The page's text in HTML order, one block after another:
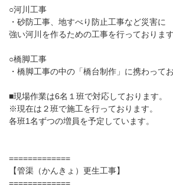
○河川工事
・砂防工事、地すべり防止工事など災害に
強い河川を作るための工事を行っております
○橋脚工事
・橋脚工事の中の「橋台制作」に携わってお
■現場作業は6名１班で対応しております。
※現在は２班で施工を行っております。
各班1名ずつの増員を予定しています。
=============
【管渠（かんきょ）更生工事】
=============